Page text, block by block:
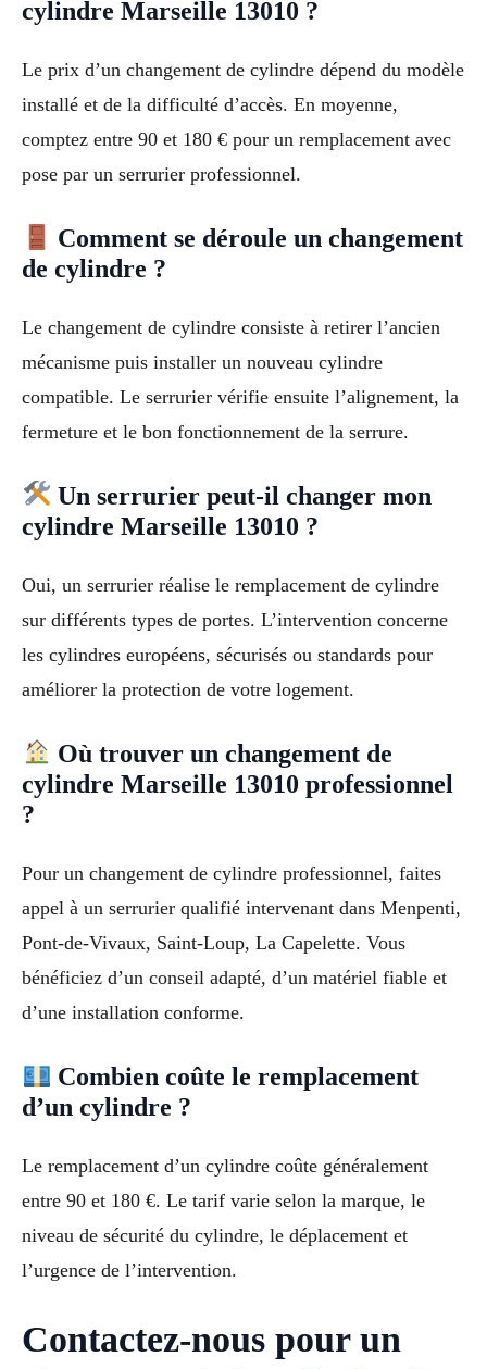
cylindre Marseille 13010 ?
Le prix d’un changement de cylindre dépend du modèle
installé et de la difficulté d’accès. En moyenne,
comptez entre 90 et 180 € pour un remplacement avec
pose par un serrurier professionnel.
Comment se déroule un changement
de cylindre ?
Le changement de cylindre consiste à retirer l’ancien
mécanisme puis installer un nouveau cylindre
compatible. Le serrurier vérifie ensuite l’alignement, la
fermeture et le bon fonctionnement de la serrure.
Un serrurier peut-il changer mon
cylindre Marseille 13010 ?
Oui, un serrurier réalise le remplacement de cylindre
sur différents types de portes. L’intervention concerne
les cylindres européens, sécurisés ou standards pour
améliorer la protection de votre logement.
Où trouver un changement de
cylindre Marseille 13010 professionnel
?
Pour un changement de cylindre professionnel, faites
appel à un serrurier qualifié intervenant dans Menpenti,
Pont-de-Vivaux, Saint-Loup, La Capelette. Vous
bénéficiez d’un conseil adapté, d’un matériel fiable et
d’une installation conforme.
Combien coûte le remplacement
d’un cylindre ?
Le remplacement d’un cylindre coûte généralement
entre 90 et 180 €. Le tarif varie selon la marque, le
niveau de sécurité du cylindre, le déplacement et
l’urgence de l’intervention.
Contactez-nous pour un